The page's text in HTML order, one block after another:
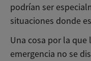
podrían ser
situaciones donde
Una cosa por la que
emergencia no se